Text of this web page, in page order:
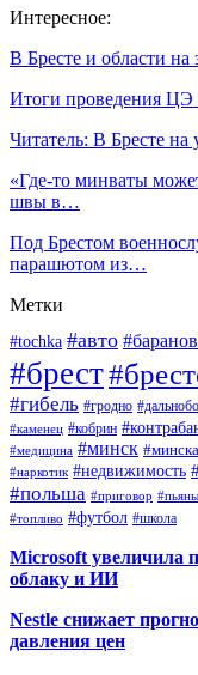
Интересное:
В Бресте и области
Итоги проведения ЦЭ
Читатель: В Бресте
«Где-то минваты
швы в…
Под Брестом
парашютом из…
Метки
#tochka #авто
#брест
#гибель #гродно
#каменец #кобрин
#медицина #минск
#наркотик #недвижимость
#польша #приговор
#топливо #футбол #школа
Microsoft увеличила
облаку и ИИ
Nestle снижает
давления цен